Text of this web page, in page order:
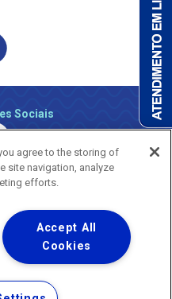
Sociais
- Todos os Direitos Reservados.
a vida
Sites e Aplicativos
agree to the storing of
site navigation, analyze
efforts.
Accept All
Cookies